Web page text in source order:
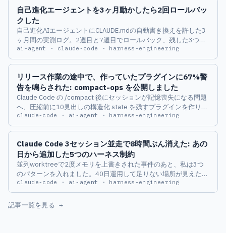
自己進化エージェントを3ヶ月動かしたら2回ロールバッ
クした
自己進化AIエージェントにCLAUDE.mdの自動書き換えを許した3
ヶ月間の実測ログ。2週目と7週目でロールバック、残した3つの
安全弁を公開します。
ai-agent · claude-code · harness-engineering
リリース作業の途中で、作っていたプラグインに67%警
告を鳴らされた: compact-ops を公開しました
Claude Code の /compact 後にセッションが記憶喪失になる問題
へ、圧縮前に10見出しの構造化 state を残すプラグインを作りま
した。u-ichi さんの compact-plus 派生。リリース作業中に自分
自身のセッションで2回発火した実弾ログと、public 化前に締め
claude-code · ai-agent · harness-engineering
Claude Code 3セッション並走で8時間ぶん消えた: あの
日から追加した5つのハーネス制約
並列worktreeで2度メモリを上書きされた事件のあと、私は3つ
のパターンを入れました。40日運用して足りない場所が見えたの
で、5つの追加ハーネス制約とその選定理由をタイムスタンプ付
きで公開します。
claude-code · ai-agent · harness-engineering
記事一覧を見る →